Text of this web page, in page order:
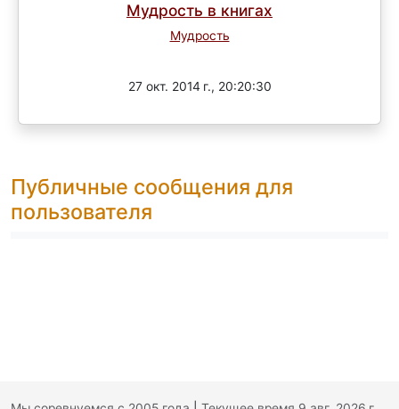
Мудрость в книгах
Мудрость
27 окт. 2014 г., 20:20:30
Публичные сообщения для
пользователя